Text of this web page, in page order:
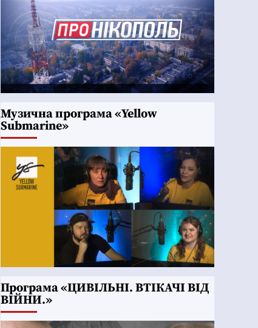
Музична програма «Yellow
Submarine»
Програма «ЦИВІЛЬНІ. ВТІКАЧІ ВІД
ВІЙНИ.»